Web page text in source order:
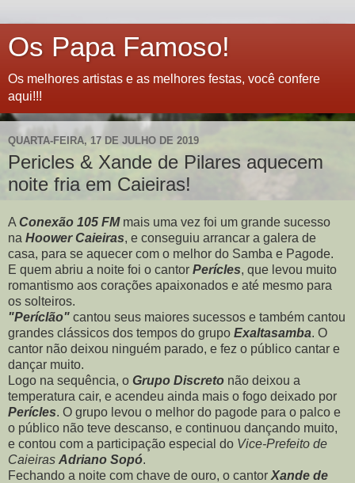
Os Papa Famoso!
Os melhores artistas e as melhores festas, você confere
aqui!!!
QUARTA-FEIRA, 17 DE JULHO DE 2019
Pericles & Xande de Pilares aquecem
noite fria em Caieiras!
A Conexão 105 FMmais uma vez foi um grande sucesso
na Hoower Caieiras, e conseguiu arrancar a galera de
casa, para se aquecer com o melhor do Samba e Pagode.
E quem abriu a noite foi o cantor Perícles, que levou muito
romantismo aos corações apaixonados e até mesmo para
os solteiros.
"Períclão" cantou seus maiores sucessos e também cantou
grandes clássicos dos tempos do grupo Exaltasamba. O
cantor não deixou ninguém parado, e fez o público cantar e
dançar muito.
Logo na sequência, o Grupo Discreto não deixou a
temperatura cair, e acendeu ainda mais o fogo deixado por
Perícles. O grupo levou o melhor do pagode para o palco e
o público não teve descanso, e continuou dançando muito,
e contou com a participação especial do Vice-Prefeito de
Caieiras Adriano Sopó.
Fechando a noite com chave de ouro, o cantor Xande de